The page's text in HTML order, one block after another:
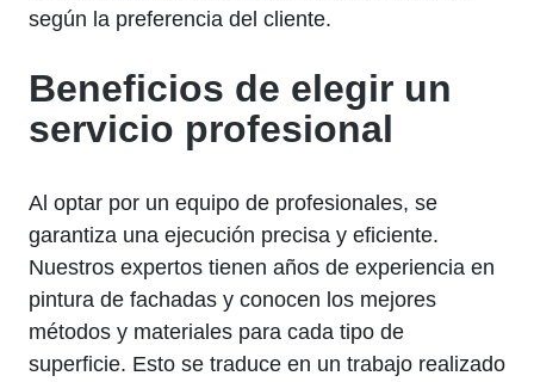
según la preferencia del cliente.
Beneficios de elegir un
servicio profesional
Al optar por un equipo de profesionales, se
garantiza una ejecución precisa y eficiente.
Nuestros expertos tienen años de experiencia en
pintura de fachadas y conocen los mejores
métodos y materiales para cada tipo de
superficie. Esto se traduce en un trabajo realizado